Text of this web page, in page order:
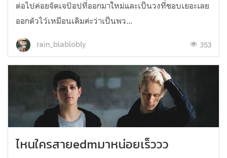
ต่อไปค่อยจัดเจป๊อปที่ออกมาใหม่และเป็นวงที่ชอบเยอะเลย
ออกตัวไว้เหมือนเดิมค่ะว่าเป็นพว...
rain_blablobly 353
ไหนใครสายedmมาหน่อยเร็ววว